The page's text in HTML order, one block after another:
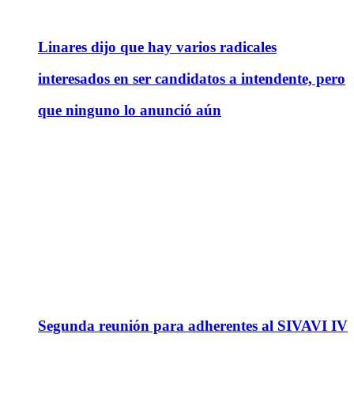
Linares dijo que hay varios radicales
interesados en ser candidatos a intendente, pero
que ninguno lo anunció aún
Segunda reunión para adherentes al SIVAVI IV